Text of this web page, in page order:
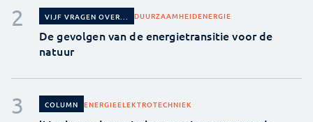
VIJF VRAGEN OVER... DUURZAAMHEIDENERGIE
De gevolgen van de energietransitie voor de
natuur
COLUMN ENERGIEELEKTROTECHNIEK